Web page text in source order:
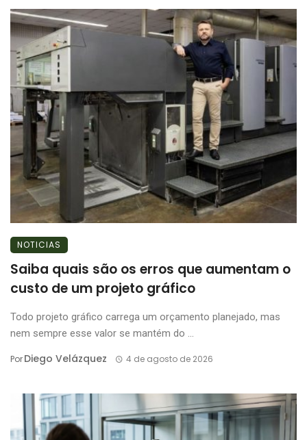
NOTICIAS
Saiba quais são os erros que aumentam o
custo de um projeto gráfico
Todo projeto gráfico carrega um orçamento planejado, mas
nem sempre esse valor se mantém do ...
PorDiego Velázquez 4 de agosto de 2026